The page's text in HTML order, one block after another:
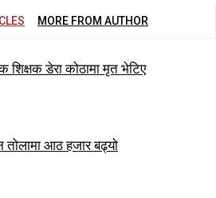
MORE FROM AUTHOR
शिक्षक डेरा कोठामा मृत भेटिए
आठ हजार बढ्यो